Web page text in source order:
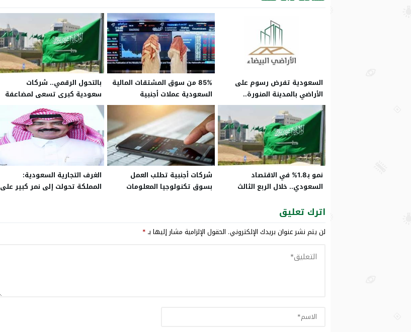
السعودية تفرض رسوم على
الأراضي بالمدينة المنورة..
المرحلة الأولى بدأت
85% من سوق المشتقات المالية
السعودية عملات أجنبية
بالتحول الرقمي.. شركات
سعودية كبرى تسعى لمضاعفة
أرباحها
نمو بـ1.8% في الاقتصاد
السعودي.. خلال الربع الثالث
شركات أجنبية تطلب العمل
بسوق تكنولوجيا المعلومات
الغرف التجارية السعودية:
المملكة تحولت إلى نمر كبير على
اترك تعليق
لن يتم نشر عنوان بريدك الإلكتروني. الحقول الإلزامية مشار إليها بـ*